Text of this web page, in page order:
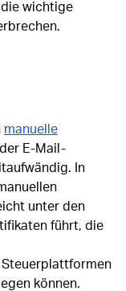
die wichtige
manuelle
E-Mail-
In
unter den
führt, die
Steuerplattformen
können.